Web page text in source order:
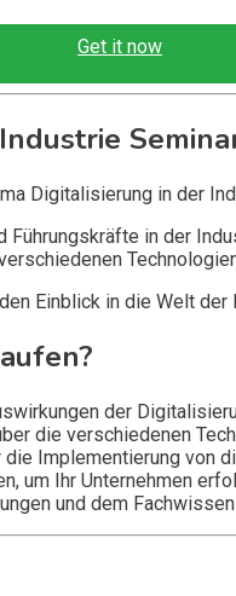
Get it now
Digitalisierung in der
Führungskräfte in der
Einblick in die Welt
der
die verschiedenen
Implementierung von
um Ihr Unternehmen
und dem